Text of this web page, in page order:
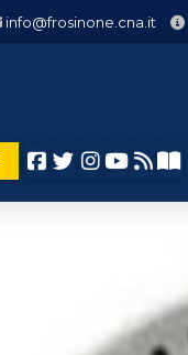
info@frosinone.cna.it